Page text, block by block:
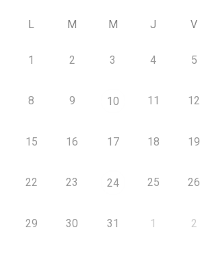
L M M J V
1 2 3 4 5
8 9 10 11 12
15 16 17 18 19
22 23 24 25 26
29 30 31 1 2